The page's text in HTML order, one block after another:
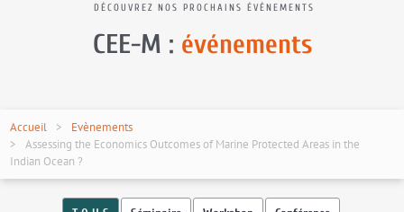
DÉCOUVREZ NOS PROCHAINS ÉVÉNEMENTS
CEE-M : événements
Accueil
Evènements
Assessing the Economics Outcomes of Marine Protected Areas in the
Indian Ocean ?